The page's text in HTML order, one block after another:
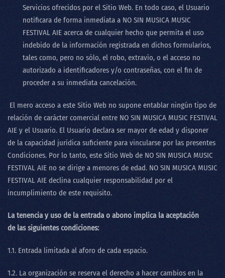
Servicios ofrecidos por el Sitio Web. En todo caso, el Usuario
notificara de forma inmediata a NO SIN MUSICA MUSIC
FESTIVAL AIE acerca de cualquier hecho que permita el uso
indebido de la información registrada en dichos formularios,
tales como, pero no sólo, el robo, extravío, o el acceso no
autorizado a identificadores y/o contraseñas, con el fin de
proceder a su inmediata cancelación.
El mero acceso a este Sitio Web no supone entablar ningún tipo de
relación de carácter comercial entre NO SIN MUSICA MUSIC FESTIVAL
AIE y el Usuario. El Usuario declara ser mayor de edad y disponer
de la capacidad jurídica suficiente para vincularse por las presentes
Condiciones. Por lo tanto, este Sitio Web de NO SIN MUSICA MUSIC
FESTIVAL AIE no se dirige a menores de edad. NO SIN MUSICA MUSIC
FESTIVAL AIE declina cualquier responsabilidad por el
incumplimiento de este requisito.
La tenencia y uso de la entrada o abono implica la aceptación
de las siguientes condiciones:
1.1. Entrada limitada al aforo de cada espacio.
1.2. La organización se reserva el derecho a hacer cambios en la